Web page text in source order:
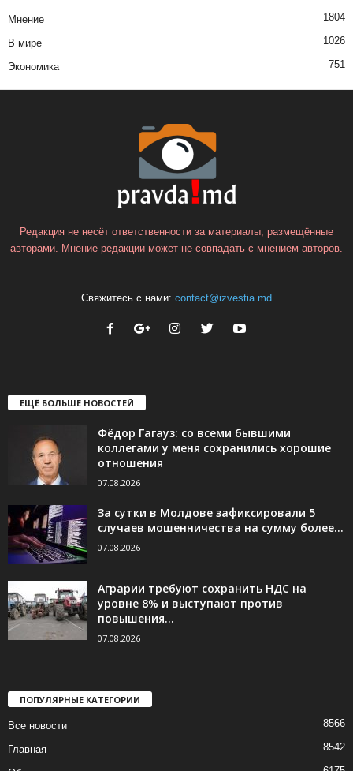
Мнение 1804
В мире 1026
Экономика 751
Редакция не несёт ответственности за материалы, размещённые
авторами. Мнение редакции может не совпадать с мнением авторов.
Свяжитесь с нами: contact@izvestia.md
ЕЩЁ БОЛЬШЕ НОВОСТЕЙ
Фёдор Гагауз: со всеми бывшими
коллегами у меня сохранились хорошие
отношения
07.08.2026
За сутки в Молдове зафиксировали 5
случаев мошенничества на сумму более...
07.08.2026
Аграрии требуют сохранить НДС на
уровне 8% и выступают против
повышения...
07.08.2026
ПОПУЛЯРНЫЕ КАТЕГОРИИ
Все новости 8566
Главная 8542